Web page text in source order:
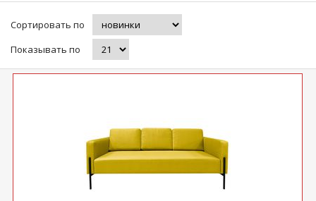
Сортировать по
Показывать по